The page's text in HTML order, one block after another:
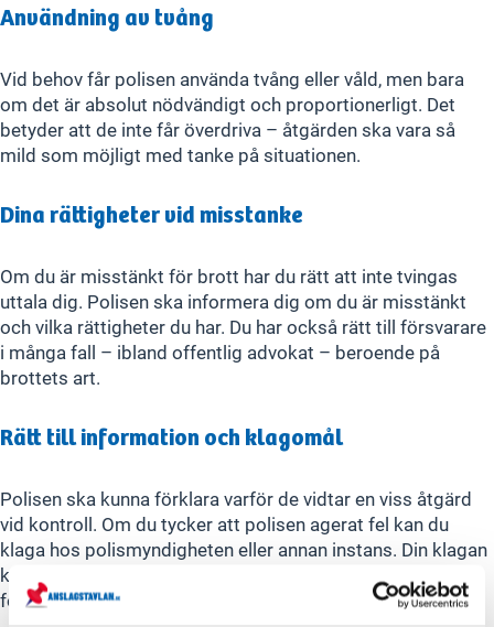
Användning av tvång
Vid behov får polisen använda tvång eller våld, men bara
om det är absolut nödvändigt och proportionerligt. Det
betyder att de inte får överdriva – åtgärden ska vara så
mild som möjligt med tanke på situationen.
Dina rättigheter vid misstanke
Om du är misstänkt för brott har du rätt att inte tvingas
uttala dig. Polisen ska informera dig om du är misstänkt
och vilka rättigheter du har. Du har också rätt till försvarare
i många fall – ibland offentlig advokat – beroende på
brottets art.
Rätt till information och klagomål
Polisen ska kunna förklara varför de vidtar en viss åtgärd
vid kontroll. Om du tycker att polisen agerat fel kan du
klaga hos polismyndigheten eller annan instans. Din klagan
kan prövas och polisen kan behöva ge svar eller åtgärda
felaktigheter.